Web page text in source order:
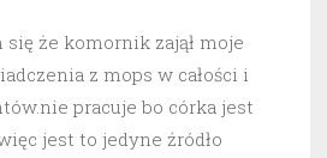
się że komornik zajął moje
z mops w całości i
pracuje bo córka jest
jest to jedyne źródło